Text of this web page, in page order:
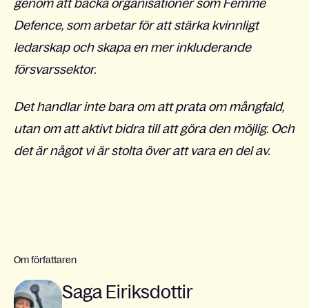
genom att backa organisationer som Femme
Defence, som arbetar för att stärka kvinnligt
ledarskap och skapa en mer inkluderande
försvarssektor.
Det handlar inte bara om att prata om mångfald,
utan om att aktivt bidra till att göra den möjlig. Och
det är något vi är stolta över att vara en del av.
Om författaren
Saga Eiriksdottir